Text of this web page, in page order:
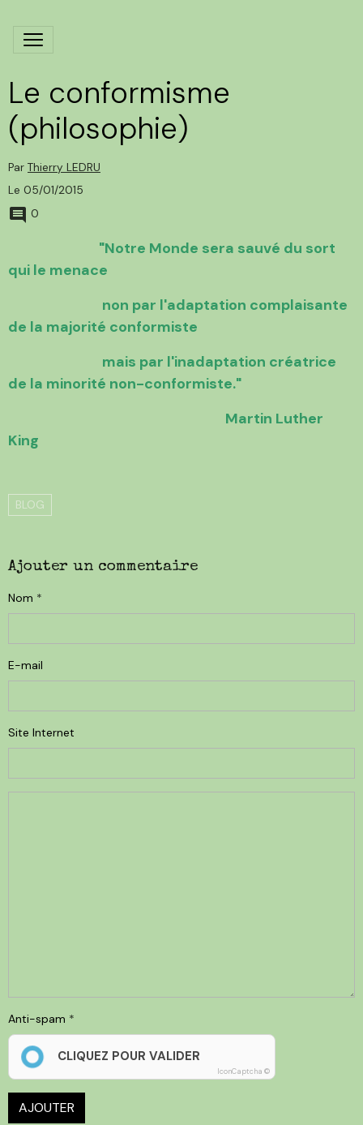
Le conformisme
(philosophie)
Par Thierry LEDRU
Le 05/01/2015
0
"Notre Monde sera sauvé du sort
qui le menace
non par l'adaptation complaisante
de la majorité conformiste
mais par l'inadaptation créatrice
de la minorité non-conformiste."
Martin Luther
King
BLOG
Ajouter un commentaire
Nom
E-mail
Site Internet
Anti-spam
CLIQUEZ POUR VALIDER
IconCaptcha ©
AJOUTER